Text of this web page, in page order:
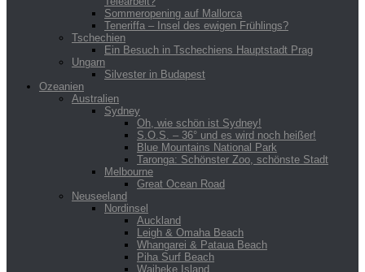
Sommeropening auf Mallorca
Teneriffa – Insel des ewigen Frühlings?
Tschechien
Ein Besuch in Tschechiens Hauptstadt Prag
Ungarn
Silvester in Budapest
Ozeanien
Australien
Sydney
Oh, wie schön ist Sydney!
S.O.S. – 36° und es wird noch heißer!
Blue Mountains National Park
Taronga: Schönster Zoo, schönste Stadt
Melbourne
Great Ocean Road
Neuseeland
Nordinsel
Auckland
Leigh & Omaha Beach
Whangarei & Pataua Beach
Piha Surf Beach
Waiheke Island